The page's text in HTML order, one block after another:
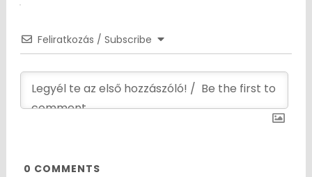
Feliratkozás / Subscribe
0 COMMENTS